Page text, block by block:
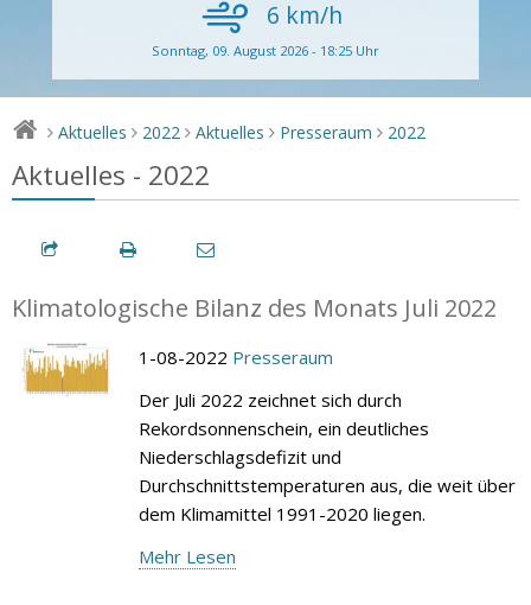
6 km/h
Sonntag, 09. August 2026 - 18:25 Uhr
> Aktuelles > 2022 > Aktuelles > Presseraum > 2022
Aktuelles - 2022
Klimatologische Bilanz des Monats Juli 2022
1-08-2022 Presseraum
Der Juli 2022 zeichnet sich durch
Rekordsonnenschein, ein deutliches
Niederschlagsdefizit und
Durchschnittstemperaturen aus, die weit über
dem Klimamittel 1991-2020 liegen.
Mehr Lesen